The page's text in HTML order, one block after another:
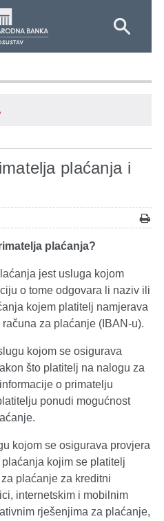
plaćanja i
plaćanja?
jest usluga kojom
o tome odgovara li naziv ili
kojem platitelj namjerava
za plaćanje (IBAN-u).
kojom se osigurava
što platitelj na nalogu za
o primatelju
ponudi mogućnost
kojom se osigurava provjera
kojim se platitelj
plaćanje za kreditni
internetskim i mobilnim
rješenjima za plaćanje,